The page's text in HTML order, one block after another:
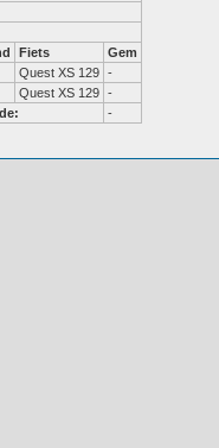
Fiets
Gem
Quest XS 129 -
Quest XS 129 -
-